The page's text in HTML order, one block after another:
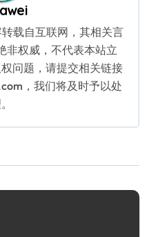
转载自互联网，其相关言
非权威，不代表本站立
问题，请提交相关链接
，我们将及时予以处